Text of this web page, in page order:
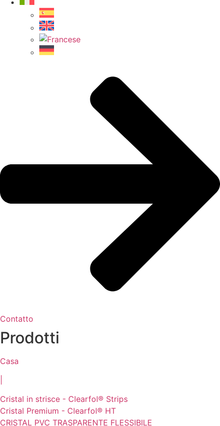
Contatto
Prodotti
Casa
Cristal in strisce - Clearfol® Strips
Cristal Premium - Clearfol® HT
CRISTAL PVC TRASPARENTE FLESSIBILE